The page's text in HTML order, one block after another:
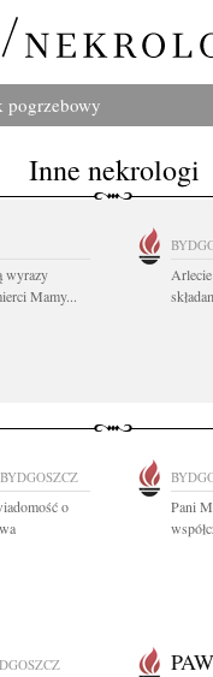
pogrzebowy
Inne nekrologi
wyrazy
Mamy...
BYDGOSZCZ
o
Pani